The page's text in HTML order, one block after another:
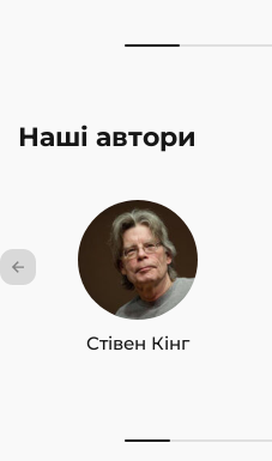
Наші автори
Стівен Кінг